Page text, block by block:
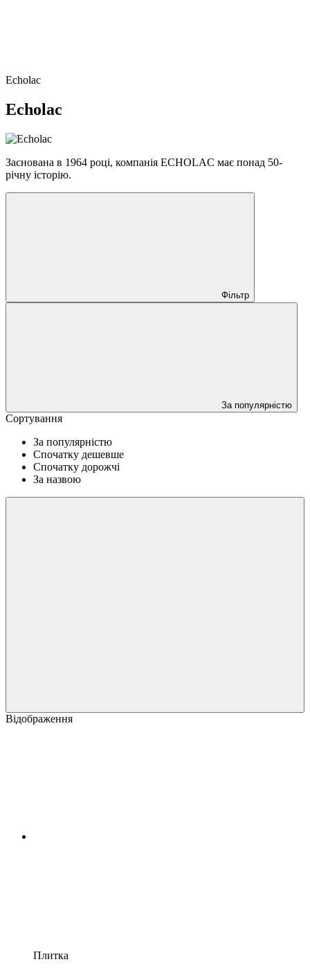
Echolac
Echolac
Заснована в 1964 році, компанія ECHOLAC має понад 50-
річну історію.
Фільтр
За популярністю
Сортування
За популярністю
Спочатку дешевше
Спочатку дорожчі
За назвою
Відображення
Плитка